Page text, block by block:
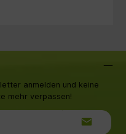
sich passende
Sie sich
der GEA
anmelden und keine
mehr verpassen!